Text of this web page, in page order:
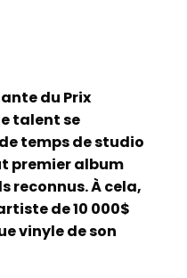
du Prix
talent se
temps de studio
premier album
reconnus. À cela,
de 10 000$
vinyle de son